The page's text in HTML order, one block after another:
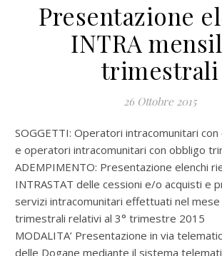
Presentazione
INTRA
trimestrali
26 Ottobre 2015
SOGGETTI: Operatori intracomunitari
e operatori intracomunitari con obbligo
ADEMPIMENTO: Presentazione elenchi
INTRASTAT delle cessioni e/o acquisti e
servizi intracomunitari effettuati nel
trimestrali relativi al 3° trimestre 2015
MODALITA’ Presentazione in via
delle Dogane mediante il sistema